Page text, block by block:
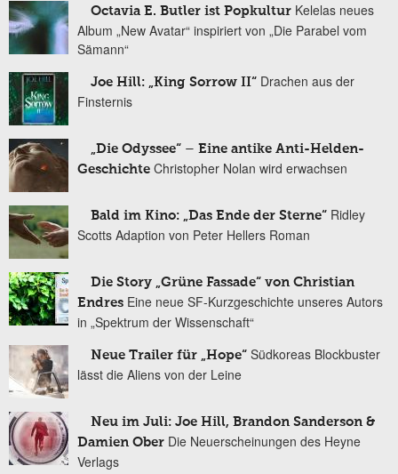
Octavia E. Butler ist Popkultur Kelelas neues
Album „New Avatar“ inspiriert von „Die Parabel vom
Sämann“
Joe Hill: „King Sorrow II“ Drachen aus der
Finsternis
„Die Odyssee“ – Eine antike Anti-Helden-
Geschichte Christopher Nolan wird erwachsen
Bald im Kino: „Das Ende der Sterne“ Ridley
Scotts Adaption von Peter Hellers Roman
Die Story „Grüne Fassade“ von Christian
Endres Eine neue SF-Kurzgeschichte unseres Autors
in „Spektrum der Wissenschaft“
Neue Trailer für „Hope“ Südkoreas Blockbuster
lässt die Aliens von der Leine
Neu im Juli: Joe Hill, Brandon Sanderson &
Damien Ober Die Neuerscheinungen des Heyne
Verlags